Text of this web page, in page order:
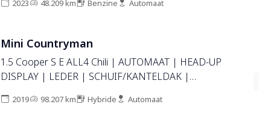
17'' Inch ·
2023 48.209 km Benzine Automaat
Mini Countryman
1.5 Cooper S E ALL4 Chili | AUTOMAAT | HEAD-UP
DISPLAY | LEDER | SCHUIF/KANTELDAK |
| CRUISE CONTROL ADAPTIEF | PDC V+A |
2019 98.207 km Hybride Automaat